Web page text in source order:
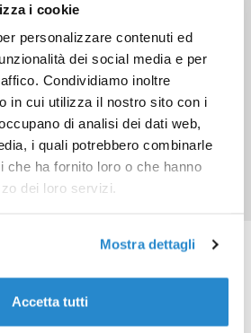
i cookie
personalizzare contenuti ed
dei social media e per
Condividiamo inoltre
in cui utilizza il nostro sito con i
di analisi dei dati web,
i quali potrebbero combinarle
che ha fornito loro o che hanno
dei loro servizi.
Mostra dettagli
Accetta tutti